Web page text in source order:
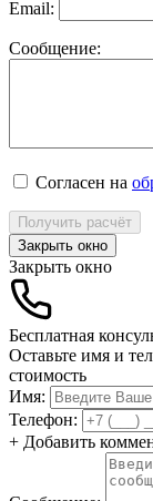
Email:
Сообщение:
Согласен на
Получить расчёт
Закрыть окно
Закрыть окно
Бесплатная
Оставьте имя и
стоимость
Имя:
Телефон:
+ Добавить